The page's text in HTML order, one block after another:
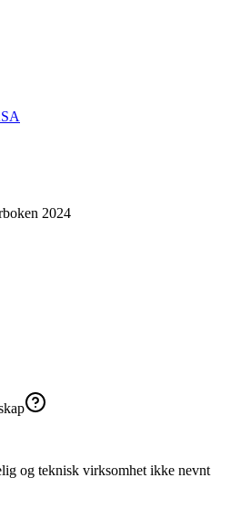
2024
og teknisk virksomhet ikke nevnt